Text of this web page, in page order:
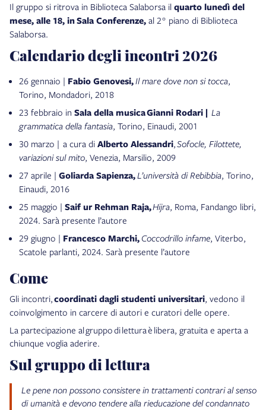
Il gruppo si ritrova in Biblioteca Salaborsa il quarto lunedì del
mese, alle 18, in Sala Conferenze, al 2° piano di Biblioteca
Salaborsa.
Calendario degli incontri 2026
26 gennaio | Fabio Genovesi,Il mare dove non si tocca,
Torino, Mondadori, 2018
23 febbraio in Sala della musicaGianni Rodari | La
grammatica della fantasia, Torino, Einaudi, 2001
30 marzo | a cura di Alberto Alessandri,Sofocle, Filottete,
variazioni sul mito, Venezia, Marsilio, 2009
27 aprile | Goliarda Sapienza,L’università di Rebibbia, Torino,
Einaudi, 2016
25 maggio | Saif ur Rehman Raja,Hijra, Roma, Fandango libri,
2024. Sarà presente l’autore
29 giugno | Francesco Marchi, Coccodrillo infame, Viterbo,
Scatole parlanti, 2024. Sarà presente l’autore
Come
Gli incontri,coordinati dagli studenti universitari, vedono il
coinvolgimento in carcere di autori e curatori delle opere.
La partecipazione algruppodiletturaè libera, gratuita e aperta a
chiunque voglia aderire.
Sul gruppo di lettura
Le pene non possono consistere in trattamenti contrari al senso
di umanità e devono tendere alla rieducazione del condannato